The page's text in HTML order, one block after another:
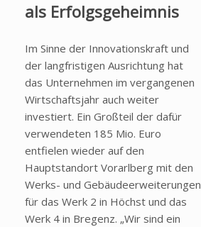
als Erfolgsgeheimnis
Im Sinne der Innovationskraft und
der langfristigen Ausrichtung hat
das Unternehmen im vergangenen
Wirtschaftsjahr auch weiter
investiert. Ein Großteil der dafür
verwendeten 185 Mio. Euro
entfielen wieder auf den
Hauptstandort Vorarlberg mit den
Werks- und Gebäudeerweiterungen
für das Werk 2 in Höchst und das
Werk 4 in Bregenz. „Wir sind ein